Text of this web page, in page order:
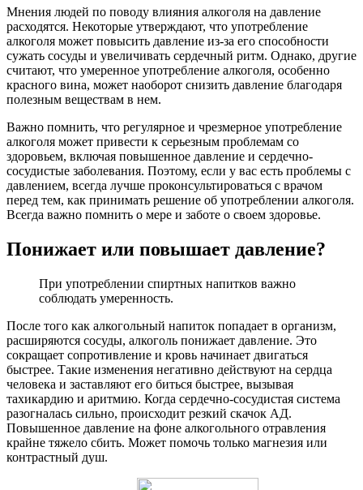
Мнения людей по поводу влияния алкоголя на давление
расходятся. Некоторые утверждают, что употребление
алкоголя может повысить давление из-за его способности
сужать сосуды и увеличивать сердечный ритм. Однако, другие
считают, что умеренное употребление алкоголя, особенно
красного вина, может наоборот снизить давление благодаря
полезным веществам в нем.
Важно помнить, что регулярное и чрезмерное употребление
алкоголя может привести к серьезным проблемам со
здоровьем, включая повышенное давление и сердечно-
сосудистые заболевания. Поэтому, если у вас есть проблемы с
давлением, всегда лучше проконсультироваться с врачом
перед тем, как принимать решение об употреблении алкоголя.
Всегда важно помнить о мере и заботе о своем здоровье.
Понижает или повышает давление?
При употреблении спиртных напитков важно
соблюдать умеренность.
После того как алкогольный напиток попадает в организм,
расширяются сосуды, алкоголь понижает давление. Это
сокращает сопротивление и кровь начинает двигаться
быстрее. Такие изменения негативно действуют на сердца
человека и заставляют его биться быстрее, вызывая
тахикардию и аритмию. Когда сердечно-сосудистая система
разогналась сильно, происходит резкий скачок АД.
Повышенное давление на фоне алкогольного отравления
крайне тяжело сбить. Может помочь только магнезия или
контрастный душ.